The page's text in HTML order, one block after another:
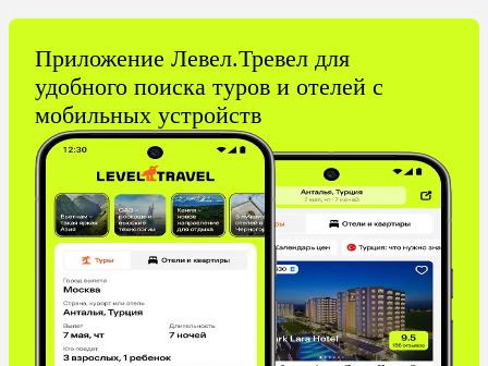
Приложение Левел.Тревел для
удобного поиска туров и отелей с
мобильных устройств